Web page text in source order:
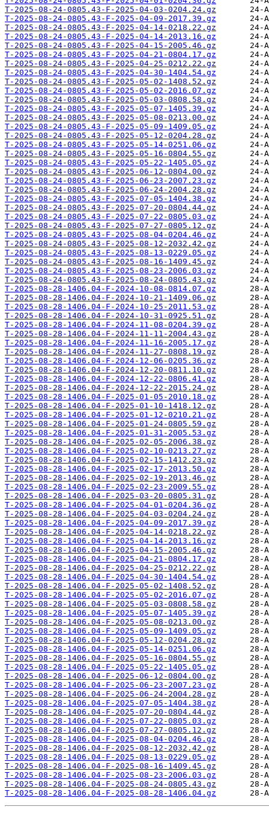
T-2025-08-24-0805.43-F-2025-04-03-0204.24.gz
T-2025-08-24-0805.43-F-2025-04-09-2017.39.gz
T-2025-08-24-0805.43-F-2025-04-14-0218.22.gz
T-2025-08-24-0805.43-F-2025-04-14-2013.16.gz
T-2025-08-24-0805.43-F-2025-04-15-2005.46.gz
T-2025-08-24-0805.43-F-2025-04-21-0804.17.gz
T-2025-08-24-0805.43-F-2025-04-25-0212.22.gz
T-2025-08-24-0805.43-F-2025-04-30-1404.54.gz
T-2025-08-24-0805.43-F-2025-05-02-1408.52.gz
T-2025-08-24-0805.43-F-2025-05-02-2016.07.gz
T-2025-08-24-0805.43-F-2025-05-03-0808.58.gz
T-2025-08-24-0805.43-F-2025-05-07-1405.39.gz
T-2025-08-24-0805.43-F-2025-05-08-0213.00.gz
T-2025-08-24-0805.43-F-2025-05-09-1409.05.gz
T-2025-08-24-0805.43-F-2025-05-12-0204.28.gz
T-2025-08-24-0805.43-F-2025-05-14-0251.06.gz
T-2025-08-24-0805.43-F-2025-05-16-0804.55.gz
T-2025-08-24-0805.43-F-2025-05-22-1405.05.gz
T-2025-08-24-0805.43-F-2025-06-12-0804.00.gz
T-2025-08-24-0805.43-F-2025-06-23-2007.23.gz
T-2025-08-24-0805.43-F-2025-06-24-2004.28.gz
T-2025-08-24-0805.43-F-2025-07-05-1404.38.gz
T-2025-08-24-0805.43-F-2025-07-20-0804.44.gz
T-2025-08-24-0805.43-F-2025-07-22-0805.03.gz
T-2025-08-24-0805.43-F-2025-07-27-0805.12.gz
T-2025-08-24-0805.43-F-2025-08-04-0204.46.gz
T-2025-08-24-0805.43-F-2025-08-12-2032.42.gz
T-2025-08-24-0805.43-F-2025-08-13-0229.05.gz
T-2025-08-24-0805.43-F-2025-08-16-1409.45.gz
T-2025-08-24-0805.43-F-2025-08-23-2006.03.gz
T-2025-08-24-0805.43-F-2025-08-24-0805.43.gz
T-2025-08-28-1406.04-F-2024-10-08-0814.07.gz
T-2025-08-28-1406.04-F-2024-10-21-1409.06.gz
T-2025-08-28-1406.04-F-2024-10-25-2011.53.gz
T-2025-08-28-1406.04-F-2024-10-31-0925.51.gz
T-2025-08-28-1406.04-F-2024-11-08-0204.39.gz
T-2025-08-28-1406.04-F-2024-11-11-2004.43.gz
T-2025-08-28-1406.04-F-2024-11-16-2005.17.gz
T-2025-08-28-1406.04-F-2024-11-27-0808.19.gz
T-2025-08-28-1406.04-F-2024-12-06-0205.36.gz
T-2025-08-28-1406.04-F-2024-12-20-0811.10.gz
T-2025-08-28-1406.04-F-2024-12-22-0806.41.gz
T-2025-08-28-1406.04-F-2024-12-22-2015.24.gz
T-2025-08-28-1406.04-F-2025-01-05-2010.18.gz
T-2025-08-28-1406.04-F-2025-01-10-1418.12.gz
T-2025-08-28-1406.04-F-2025-01-12-0210.21.gz
T-2025-08-28-1406.04-F-2025-01-24-0805.59.gz
T-2025-08-28-1406.04-F-2025-01-31-2005.53.gz
T-2025-08-28-1406.04-F-2025-02-05-2006.38.gz
T-2025-08-28-1406.04-F-2025-02-10-0213.27.gz
T-2025-08-28-1406.04-F-2025-02-15-1412.23.gz
T-2025-08-28-1406.04-F-2025-02-17-2013.50.gz
T-2025-08-28-1406.04-F-2025-02-19-2013.46.gz
T-2025-08-28-1406.04-F-2025-02-23-2009.55.gz
T-2025-08-28-1406.04-F-2025-03-20-0805.31.gz
T-2025-08-28-1406.04-F-2025-04-01-0204.36.gz
T-2025-08-28-1406.04-F-2025-04-03-0204.24.gz
T-2025-08-28-1406.04-F-2025-04-09-2017.39.gz
T-2025-08-28-1406.04-F-2025-04-14-0218.22.gz
T-2025-08-28-1406.04-F-2025-04-14-2013.16.gz
T-2025-08-28-1406.04-F-2025-04-15-2005.46.gz
T-2025-08-28-1406.04-F-2025-04-21-0804.17.gz
T-2025-08-28-1406.04-F-2025-04-25-0212.22.gz
T-2025-08-28-1406.04-F-2025-04-30-1404.54.gz
T-2025-08-28-1406.04-F-2025-05-02-1408.52.gz
T-2025-08-28-1406.04-F-2025-05-02-2016.07.gz
T-2025-08-28-1406.04-F-2025-05-03-0808.58.gz
T-2025-08-28-1406.04-F-2025-05-07-1405.39.gz
T-2025-08-28-1406.04-F-2025-05-08-0213.00.gz
T-2025-08-28-1406.04-F-2025-05-09-1409.05.gz
T-2025-08-28-1406.04-F-2025-05-12-0204.28.gz
T-2025-08-28-1406.04-F-2025-05-14-0251.06.gz
T-2025-08-28-1406.04-F-2025-05-16-0804.55.gz
T-2025-08-28-1406.04-F-2025-05-22-1405.05.gz
T-2025-08-28-1406.04-F-2025-06-12-0804.00.gz
T-2025-08-28-1406.04-F-2025-06-23-2007.23.gz
T-2025-08-28-1406.04-F-2025-06-24-2004.28.gz
T-2025-08-28-1406.04-F-2025-07-05-1404.38.gz
T-2025-08-28-1406.04-F-2025-07-20-0804.44.gz
T-2025-08-28-1406.04-F-2025-07-22-0805.03.gz
T-2025-08-28-1406.04-F-2025-07-27-0805.12.gz
T-2025-08-28-1406.04-F-2025-08-04-0204.46.gz
T-2025-08-28-1406.04-F-2025-08-12-2032.42.gz
T-2025-08-28-1406.04-F-2025-08-13-0229.05.gz
T-2025-08-28-1406.04-F-2025-08-16-1409.45.gz
T-2025-08-28-1406.04-F-2025-08-23-2006.03.gz
T-2025-08-28-1406.04-F-2025-08-24-0805.43.gz
T-2025-08-28-1406.04-F-2025-08-28-1406.04.gz